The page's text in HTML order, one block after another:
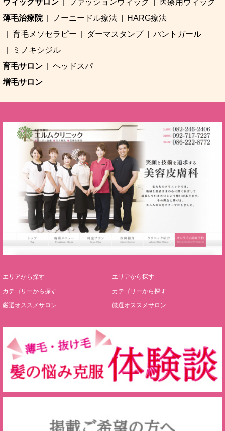
薄毛治療院
ノーニードル療法
HARG療法
育毛メソセラピー
ダーマスタンプ
パントガール
ミノキシジル
育毛サロン
ヘッドスパ
増毛サロン
エリアから探す
カテゴリーから探す
厳選オススメサロン
エリアから探す
カテゴリーから探す
厳選オススメサロン